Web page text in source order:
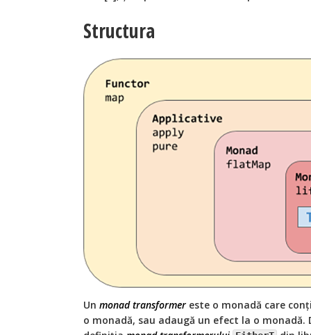
Structura
Un monad transformer este o monadă care
o monadă, sau adaugă un efect la o monadă.